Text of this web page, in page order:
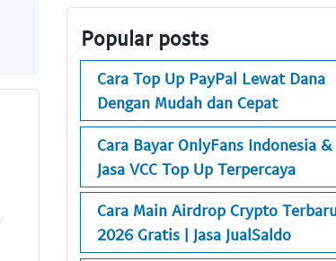
Popular posts
Cara Top Up PayPal Lewat Dana
Dengan Mudah dan Cepat
Cara Bayar OnlyFans Indonesia &
Jasa VCC Top Up Terpercaya
Cara Main Airdrop Crypto
2026 Gratis | Jasa JualSaldo